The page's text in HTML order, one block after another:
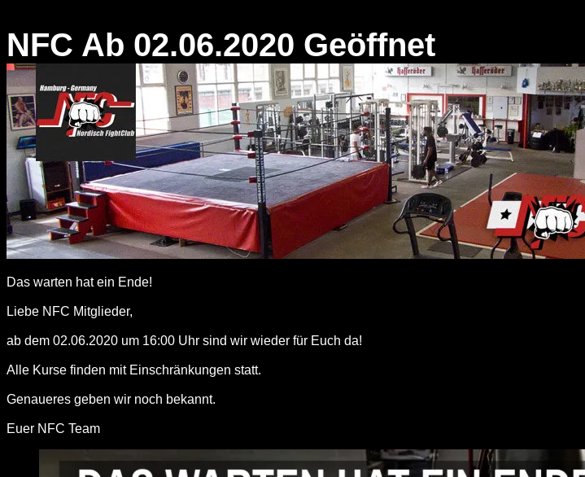
NFC Ab 02.06.2020 Geöffnet
Das warten hat ein Ende!
Liebe NFC Mitglieder,
ab dem 02.06.2020 um 16:00 Uhr sind wir wieder für Euch da!
Alle Kurse finden mit Einschränkungen statt.
Genaueres geben wir noch bekannt.
Euer NFC Team